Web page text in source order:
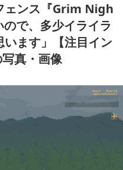
ェンス『Grim Nigh
で、多少イライラ
います」【注目イン
真・画像